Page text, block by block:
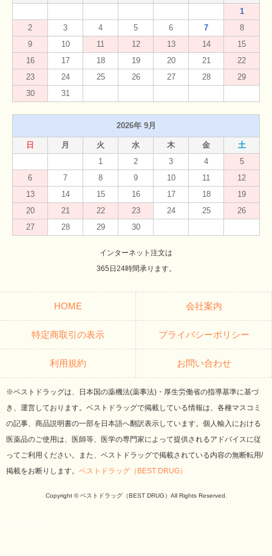
1
2
3 4 5 6 7
8
9
10 11 12 13 14
15
16
17 18 19 20 21
22
23
24 25 26 27 28
29
30
31
2026年 9月
日 月 火 水 木 金
土
1
2 3 4
5
6
7 8 9 10 11
12
13
14 15 16 17 18
19
20
21 22 23 24 25
26
27
28 29 30
インターネット注文は
365日24時間承ります。
HOME 会社案内
特定商取引の表示 プライバシーポリシー
利用規約 お問い合わせ
※ベストドラッグは、日本国の薬機法(薬事法)・厚生労働省の指導基準に基づ
き、運営しております。ベストドラッグで掲載している情報は、各種マスコミ
の記事、商品説明書の一部を日本語へ翻訳表示しています。個人輸入における
医薬品のご使用は、医師等、医学の専門家によって提供されるアドバイスに従
ってご利用ください。また、ベストドラッグで掲載されている内容の無断転用/
掲載をお断りします。 ベストドラッグ（BEST DRUG）
Copyright © ベストドラッグ（BEST DRUG）All Rights Reserved.